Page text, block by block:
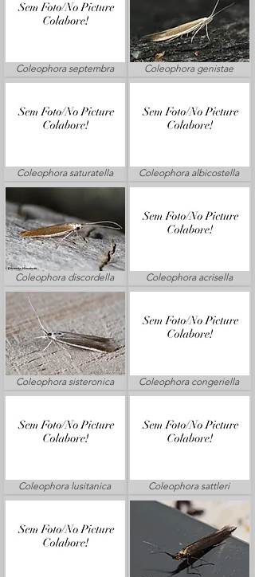
Coleophora septembra
Coleophora saturatella
Coleophora discordella
Coleophora sisteronica
Coleophora lusitanica
Coleophora genistae
Coleophora albicostella
Coleophora acrisella
Coleophora congeriella
Coleophora sattleri